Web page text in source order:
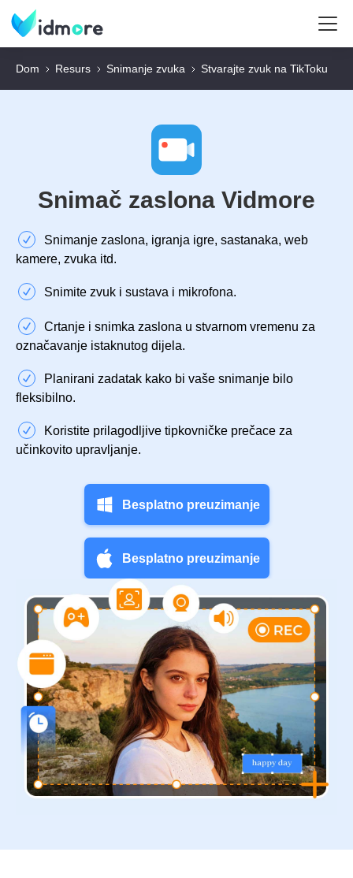
Dom Resurs Snimanje zvuka Stvarajte zvuk na TikToku
Snimač zaslona Vidmore
Snimanje zaslona, igranja igre, sastanaka, web
kamere, zvuka itd.
Snimite zvuk i sustava i mikrofona.
Crtanje i snimka zaslona u stvarnom vremenu za
označavanje istaknutog dijela.
Planirani zadatak kako bi vaše snimanje bilo
fleksibilno.
Koristite prilagodljive tipkovničke prečace za
učinkovito upravljanje.
Besplatno preuzimanje
Besplatno preuzimanje